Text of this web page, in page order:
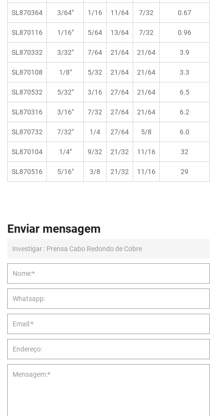
SL870364 3/64" 1/16 11/64 7/32 0.67
SL870116 1/16" 5/64 13/64 7/32 0.96
SL870332 3/32" 7/64 21/64 21/64 3.9
SL870108 1/8" 5/32 21/64 21/64 3.3
SL870532 5/32" 3/16 27/64 21/64 6.5
SL870316 3/16" 7/32 27/64 21/64 6.2
SL870732 7/32" 1/4 27/64 5/8 6.0
SL870104 1/4" 9/32 21/32 11/16 32
SL870516 5/16" 3/8 21/32 11/16 29
Enviar mensagem